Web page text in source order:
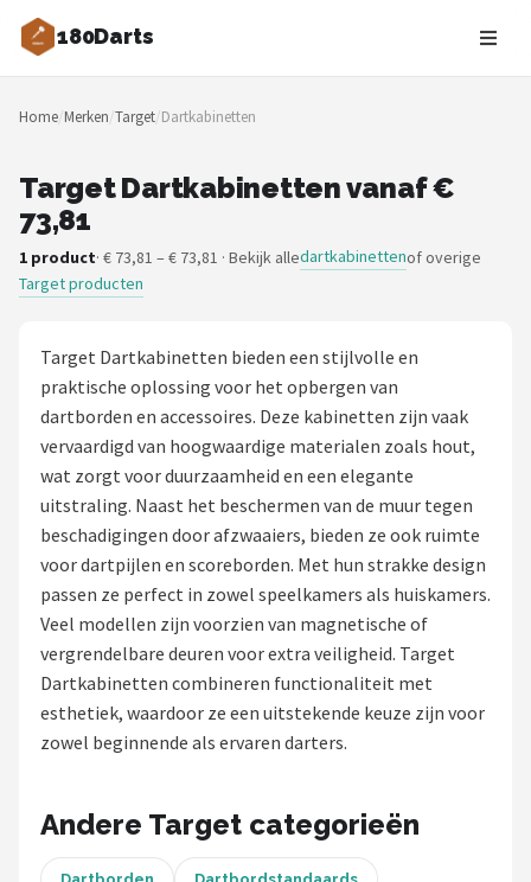
180Darts
Zoeken
NAVIGATIE
Merken
Blog
Toernooien
Spelregels
Uitgooilijst
Dartshop
POPULAIRE MERKEN
Target
Winmau
Dart
Home/Merken/Target/Dartkabinetten
Target Dartkabinetten vanaf €
73,81
1 product· € 73,81 – € 73,81 · Bekijk alledartkabinettenof overige
Target producten
Target Dartkabinetten bieden een stijlvolle en
praktische oplossing voor het opbergen van
dartborden en accessoires. Deze kabinetten zijn vaak
vervaardigd van hoogwaardige materialen zoals hout,
wat zorgt voor duurzaamheid en een elegante
uitstraling. Naast het beschermen van de muur tegen
beschadigingen door afzwaaiers, bieden ze ook ruimte
voor dartpijlen en scoreborden. Met hun strakke design
passen ze perfect in zowel speelkamers als huiskamers.
Veel modellen zijn voorzien van magnetische of
vergrendelbare deuren voor extra veiligheid. Target
Dartkabinetten combineren functionaliteit met
esthetiek, waardoor ze een uitstekende keuze zijn voor
zowel beginnende als ervaren darters.
Andere Target categorieën